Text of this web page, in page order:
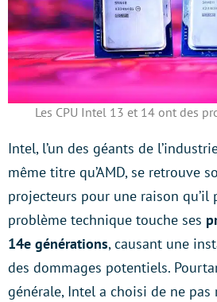
Les CPU Intel 13 et 14 ont des
Intel, l’un des géants de
même titre qu’AMD, se retrouve
projecteurs pour une raison qu’il
problème technique touche ses
14e générations, causant une
des dommages potentiels.
générale, Intel a choisi de ne pas